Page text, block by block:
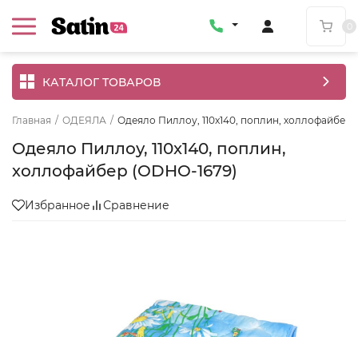
КАТАЛОГ ТОВАРОВ
Главная / ОДЕЯЛА / Одеяло Пиллоу, 110x140, поплин, холлофайбер
Одеяло Пиллоу, 110x140, поплин,
холлофайбер (ODHO-1679)
Избранное Сравнение